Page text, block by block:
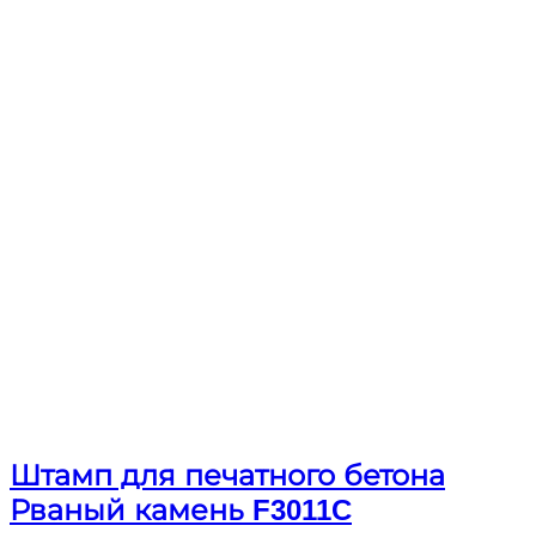
Штамп для печатного бетона
Рваный камень F3011C